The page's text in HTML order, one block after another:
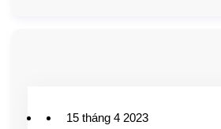
15 tháng 4 2023